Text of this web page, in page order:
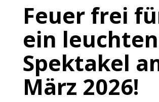
Feuer frei
ein
Spektakel
März 2026!